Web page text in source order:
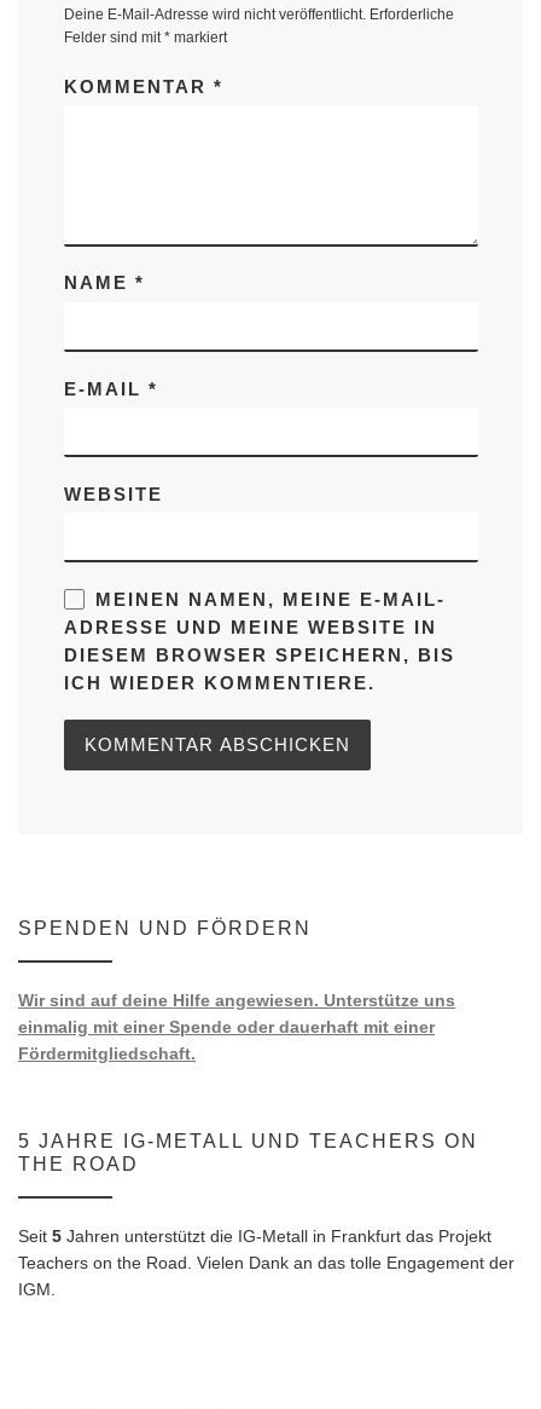
Deine E-Mail-Adresse wird nicht veröffentlicht. Erforderliche
Felder sind mit*markiert
KOMMENTAR *
NAME *
E-MAIL *
WEBSITE
MEINEN NAMEN, MEINE E-MAIL-
ADRESSE UND MEINE WEBSITE IN
DIESEM BROWSER SPEICHERN, BIS
ICH WIEDER KOMMENTIERE.
SPENDEN UND FÖRDERN
Wir sind auf deine Hilfe angewiesen. Unterstütze uns
einmalig mit einer Spende oder dauerhaft mit einer
Fördermitgliedschaft.
5 JAHRE IG-METALL UND TEACHERS ON
THE ROAD
Seit 5 Jahren unterstützt die IG-Metall in Frankfurt das Projekt
Teachers on the Road. Vielen Dank an das tolle Engagement der
IGM.